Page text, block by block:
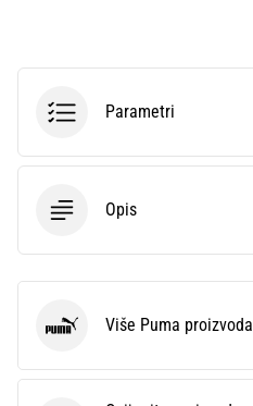
Parametri
Opis
Puma Više Puma proizvoda